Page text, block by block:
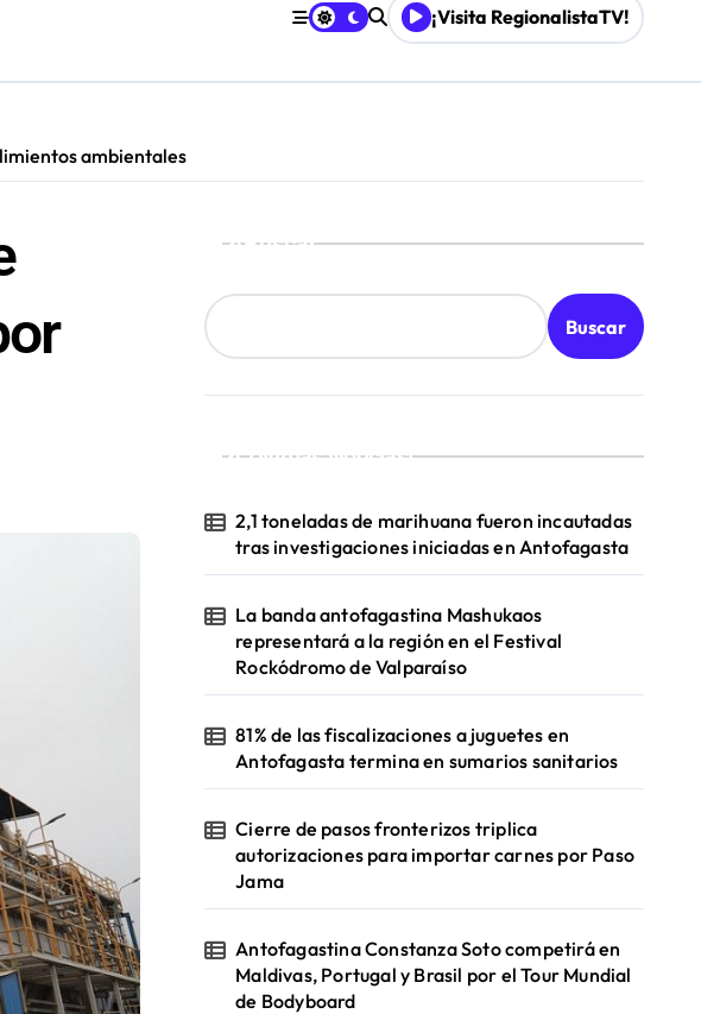
a defender una empresa 100% estatal
¡Visita RegionalistaTV!
ambientales
Buscar
Buscar
¡Ultimas Noticias!
2,1 toneladas de marihuana fueron incautadas
tras investigaciones iniciadas en Antofagasta
La banda antofagastina Mashukaos
representará a la región en el Festival
Rockódromo de Valparaíso
81% de las fiscalizaciones a juguetes en
Antofagasta termina en sumarios sanitarios
Cierre de pasos fronterizos triplica
autorizaciones para importar carnes por Paso
Jama
Antofagastina Constanza Soto competirá en
Maldivas, Portugal y Brasil por el Tour Mundial
de Bodyboard